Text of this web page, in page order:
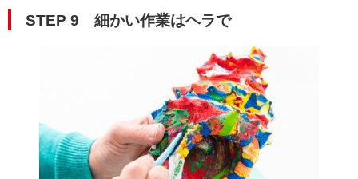
STEP 9 細かい作業はヘラで